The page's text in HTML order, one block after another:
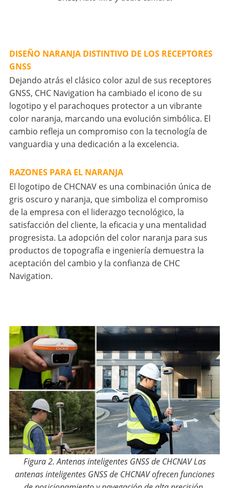
DISEÑO NARANJA DISTINTIVO DE LOS RECEPTORES
GNSS
Dejando atrás el clásico color azul de sus receptores
GNSS, CHC Navigation ha cambiado el icono de su
logotipo y el parachoques protector a un vibrante
color naranja, marcando una evolución simbólica. El
cambio refleja un compromiso con la tecnología de
vanguardia y una dedicación a la excelencia.
RAZONES PARA EL NARANJA
El logotipo de CHCNAV es una combinación única de
gris oscuro y naranja, que simboliza el compromiso
de la empresa con el liderazgo tecnológico, la
satisfacción del cliente, la eficacia y una mentalidad
progresista. La adopción del color naranja para sus
productos de topografía e ingeniería demuestra la
aceptación del cambio y la confianza de CHC
Navigation.
Figura 2. Antenas inteligentes GNSS de CHCNAV Las
antenas inteligentes GNSS de CHCNAV ofrecen funciones